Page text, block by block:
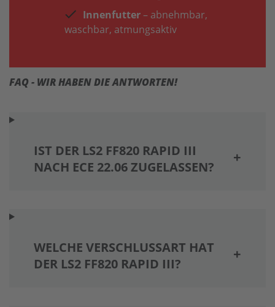
Innenfutter– abnehmbar,
waschbar, atmungsaktiv
FAQ - WIR HABEN DIE ANTWORTEN!
IST DER LS2 FF820 RAPID III
NACH ECE 22.06 ZUGELASSEN?
WELCHE VERSCHLUSSART HAT
DER LS2 FF820 RAPID III?